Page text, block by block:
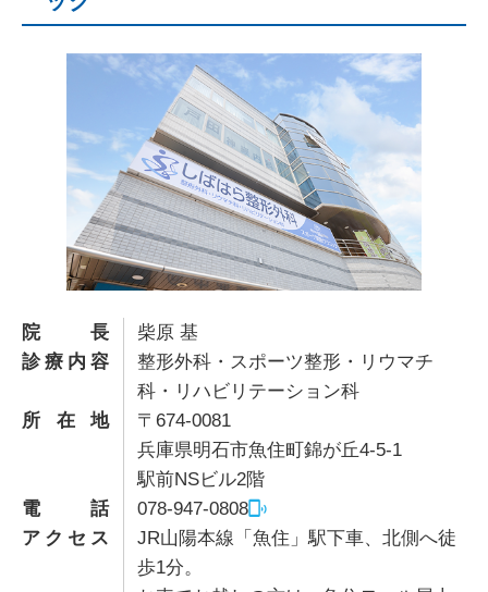
院長
柴原 基
診療内容
整形外科・スポーツ整形・リウマチ
科・リハビリテーション科
所在地
〒674-0081
兵庫県明石市魚住町錦が丘4-5-1
駅前NSビル2階
電話
078-947-0808
アクセス
JR山陽本線「魚住」駅下車、北側へ徒
歩1分。